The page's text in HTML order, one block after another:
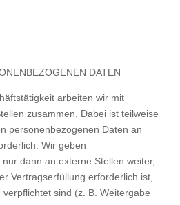
DATEN
arbeiten wir mit
zusammen. Dabei ist teilweise
personenbezogenen Daten an
Wir geben
dann an externe Stellen weiter,
Vertragserfüllung erforderlich ist,
sind (z. B. Weitergabe